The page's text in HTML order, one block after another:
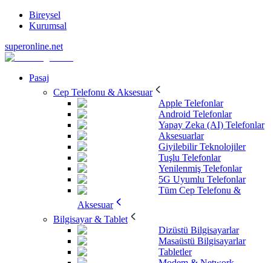
Bireysel
Kurumsal
superonline.net
Pasaj
Cep Telefonu & Aksesuar
Apple Telefonlar
Android Telefonlar
Yapay Zeka (AI) Telefonlar
Aksesuarlar
Giyilebilir Teknolojiler
Tuşlu Telefonlar
Yenilenmiş Telefonlar
5G Uyumlu Telefonlar
Tüm Cep Telefonu &
Aksesuar
Bilgisayar & Tablet
Dizüstü Bilgisayarlar
Masaüstü Bilgisayarlar
Tabletler